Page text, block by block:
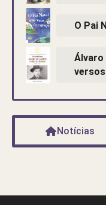
O Pai
Álvaro
versos
Notícias